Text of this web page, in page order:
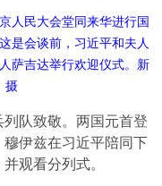
人民大会堂同来华进行国
是会谈前，习近平和夫人
萨吉达举行欢迎仪式。新
摄
队致敬。两国元首登
伊兹在习近平陪同下
观看分列式。